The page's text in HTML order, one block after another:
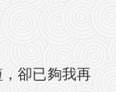
卻已夠我再